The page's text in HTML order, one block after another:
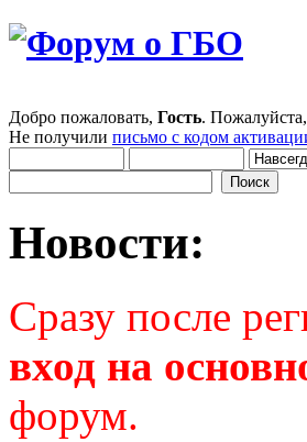
Добро пожаловать, Гость. Пожалуйста,
Не получили письмо с кодом
Новости:
Сразу после
вход на
форум.